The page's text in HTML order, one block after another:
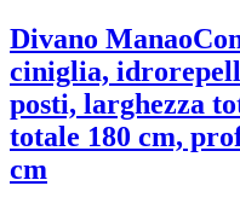
Divano Manao
ciniglia,
posti, larghezza
totale 180 cm,
cm